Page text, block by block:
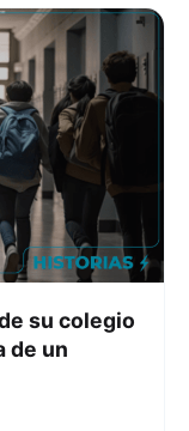
su colegio
de un